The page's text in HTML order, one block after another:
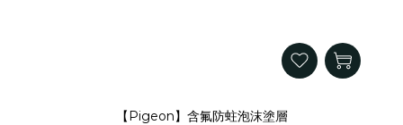
【Pigeon】含氟防蛀泡沫塗層